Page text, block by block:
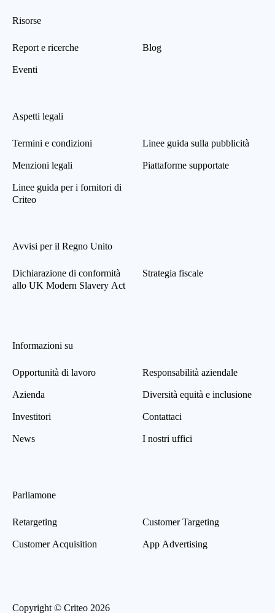
Risorse
Report e ricerche
Eventi
Blog
Aspetti legali
Termini e condizioni
Menzioni legali
Linee guida per i fornitori di
Criteo
Linee guida sulla pubblicità
Piattaforme supportate
Avvisi per il Regno Unito
Dichiarazione di conformità
allo UK Modern Slavery Act
Strategia fiscale
Informazioni su
Opportunità di lavoro
Azienda
Investitori
News
Responsabilità aziendale
Diversità equità e inclusione
Contattaci
I nostri uffici
Parliamone
Retargeting
Customer Acquisition
Customer Targeting
App Advertising
Copyright © Criteo 2026